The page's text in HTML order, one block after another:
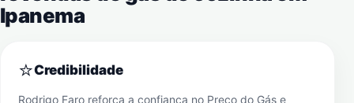
Ipanema
⭐Credibilidade
Rodrigo Faro reforça a confiança no Preço do Gás e